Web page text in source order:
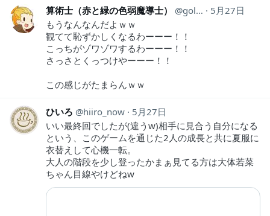
算術士（赤と緑の色弱魔導士） goldman_neko
5月27日
もうなんなんだよｗｗ
観てて恥ずかしくなるわーーー！！
こっちがゾワゾワするわーーー！！
さっさとくっつけやーーー！！
この感じがたまらんｗｗ
ひいろ hiiro_now
5月27日
いい最終回でしたが(違うw)相手に見合う自分になる
という、このゲームを通じた2人の成長と共に夏服に
衣替えして心機一転。
大人の階段を少し登ったかまぁ見てる方は大体若菜
ちゃん目線やけどねw